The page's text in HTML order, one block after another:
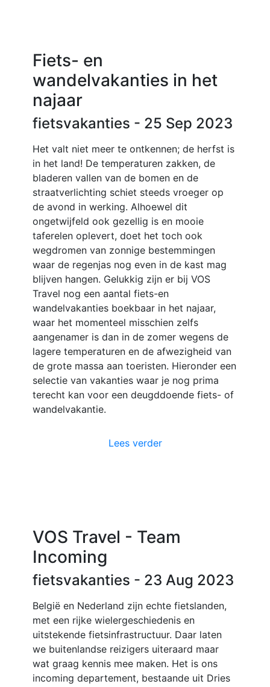
Fiets- en
wandelvakanties in het
najaar
fietsvakanties - 25 Sep 2023
Het valt niet meer te ontkennen; de herfst is
in het land! De temperaturen zakken, de
bladeren vallen van de bomen en de
straatverlichting schiet steeds vroeger op
de avond in werking. Alhoewel dit
ongetwijfeld ook gezellig is en mooie
taferelen oplevert, doet het toch ook
wegdromen van zonnige bestemmingen
waar de regenjas nog even in de kast mag
blijven hangen. Gelukkig zijn er bij VOS
Travel nog een aantal fiets-en
wandelvakanties boekbaar in het najaar,
waar het momenteel misschien zelfs
aangenamer is dan in de zomer wegens de
lagere temperaturen en de afwezigheid van
de grote massa aan toeristen. Hieronder een
selectie van vakanties waar je nog prima
terecht kan voor een deugddoende fiets- of
wandelvakantie.
Lees verder
VOS Travel - Team
Incoming
fietsvakanties - 23 Aug 2023
België en Nederland zijn echte fietslanden,
met een rijke wielergeschiedenis en
uitstekende fietsinfrastructuur. Daar laten
we buitenlandse reizigers uiteraard maar
wat graag kennis mee maken. Het is ons
incoming departement, bestaande uit Dries